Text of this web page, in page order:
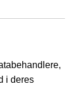
i deres